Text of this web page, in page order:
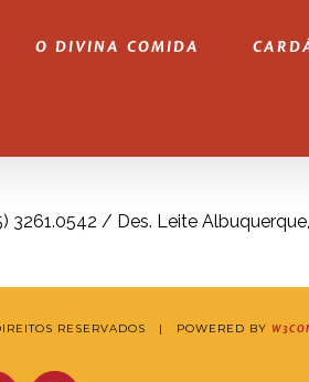
O DIVINA COMIDA
3261.0542 / Des. Leite
RESERVADOS | POWERED BY